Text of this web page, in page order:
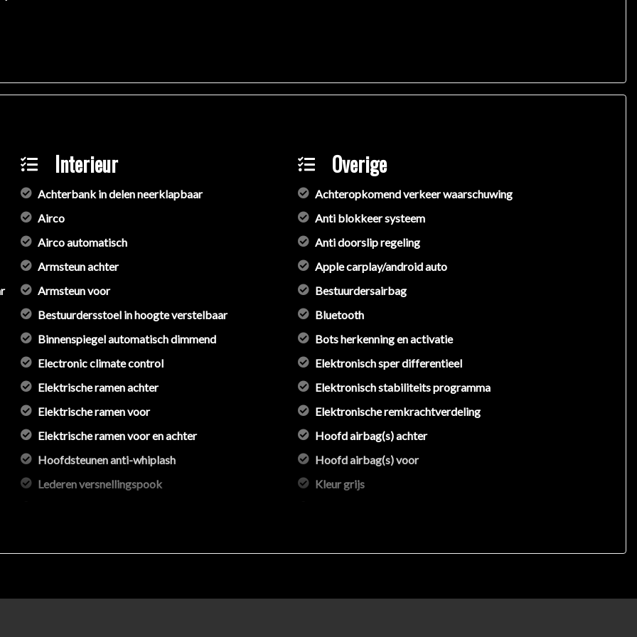
Performance!
in deze advertentie correct weer te geven. Er kunnen echter geen rechten worden ontleend aan de verstrekte
informatie maar controleer altijd zelf de zaken welke voor jouw belangrijk zijn en je beslissing zouden kunnen
vragen.
Interieur
Achterbank in delen neerklapbaar
Airco
Airco automatisch
Armsteun achter
Armsteun voor
Bestuurdersstoel in hoogte verstelbaar
Binnenspiegel automatisch dimmend
Electronic climate control
Elektrische ramen achter
Elektrische ramen voor
Elektrische ramen voor en achter
Hoofdsteunen anti-whiplash
Lederen versnellingspook
Passagiersstoel in hoogte verstelbaar
Overige
Achteropkomend verkeer waarschuwing
Anti blokkeer systeem
Anti doorslip regeling
Apple carplay/android auto
Bestuurdersairbag
Bluetooth
Bots herkenning en activatie
Elektronisch sper differentieel
Elektronisch stabiliteits programma
Elektronische remkrachtverdeling
Hoofd airbag(s) achter
Hoofd airbag(s) voor
Kleur grijs
Passagiersairbag